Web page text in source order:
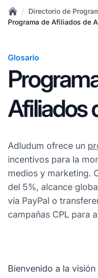
Home
/ Directorio de
Programa de Afiliados de
Glosario
Afiliados
Adludum ofrece un
incentivos para la
medios y marketing.
del 5%, alcance
vía PayPal o
campañas CPL para
Bienvenido a la